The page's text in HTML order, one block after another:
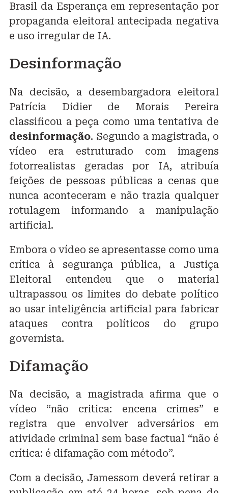
Brasil da Esperança em representação por
propaganda eleitoral antecipada negativa
e uso irregular de IA.
Desinformação
Na decisão, a desembargadora eleitoral
Patrícia Didier de Morais Pereira
classificou a peça como uma tentativa de
desinformação. Segundo a magistrada, o
vídeo era estruturado com imagens
fotorrealistas geradas por IA, atribuía
feições de pessoas públicas a cenas que
nunca aconteceram e não trazia qualquer
rotulagem informando a manipulação
artificial.
Embora o vídeo se apresentasse como uma
crítica à segurança pública, a Justiça
Eleitoral entendeu que o material
ultrapassou os limites do debate político
ao usar inteligência artificial para fabricar
ataques contra políticos do grupo
governista.
Difamação
Na decisão, a magistrada afirma que o
vídeo “não critica: encena crimes” e
registra que envolver adversários em
atividade criminal sem base factual “não é
crítica: é difamação com método”.
Com a decisão, Jamessom deverá retirar a